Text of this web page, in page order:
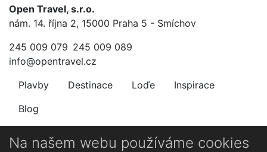
Open Travel, s.r.o.
nám. 14. října 2, 15000 Praha 5 - Smíchov
245 009 079 245 009 089
info@opentravel.cz
Plavby
Destinace Loďe
Inspirace
Blog
Newsletter
Na našem webu používáme cookies